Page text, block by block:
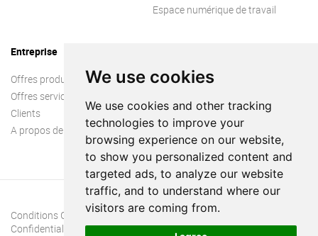
We use cookies
We use cookies and other tracking
technologies to improve your
browsing experience on our website,
to show you personalized content and
targeted ads, to analyze our website
traffic, and to understand where our
visitors are coming from.
Espace numérique de travail
Entreprise
Offres produit
Offres services
Clients
A propos de nous
Conditions Générales
Confidentialité